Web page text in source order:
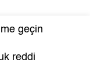
geçin
reddi